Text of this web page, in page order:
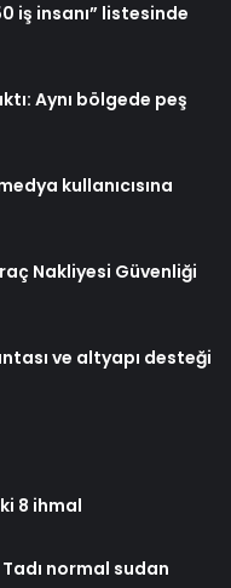
iş insanı” listesinde
Aynı bölgede peş
kullanıcısına
Nakliyesi Güvenliği
ve altyapı desteği
8 ihmal
normal sudan